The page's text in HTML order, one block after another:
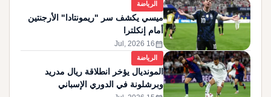
الرياضة
ميسي يكشف سر "ريمونتادا" الأرجنتين
أمام إنكلترا
calendar_month
16 Jul, 2026
الرياضة
المونديال يؤخر انطلاقة ريال مدريد
وبرشلونة في الدوري الإسباني